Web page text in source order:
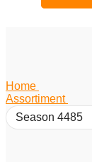
Home
Assortiment
Season 4485